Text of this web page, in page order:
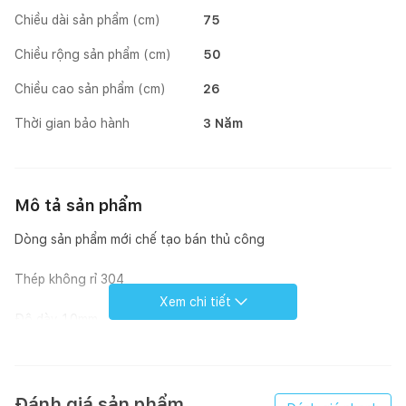
Chiều dài sản phẩm (cm) 75
Chiều rộng sản phẩm (cm) 50
Chiều cao sản phẩm (cm) 26
Thời gian bảo hành 3 Năm
Mô tả sản phẩm
Dòng sản phẩm mới chế tạo bán thủ công
Thép không rỉ 304
Rổ lọc rác bằng inox tiện lợi
Xem chi tiết